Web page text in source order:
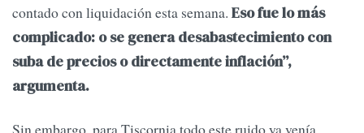
contado con liquidación esta semana. Eso fue lo más
complicado: o se genera desabastecimiento con
suba de precios o directamente inflación”,
argumenta.